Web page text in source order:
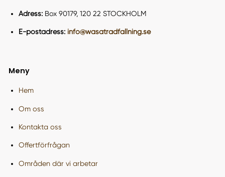
Adress: Box 90179, 120 22 STOCKHOLM
E-postadress: info@wasatradfallning.se
Meny
Hem
Om oss
Kontakta oss
Offertförfrågan
Områden där vi arbetar